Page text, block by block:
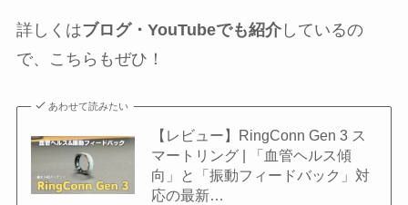
詳しくはブログ・YouTubeでも紹介しているの
で、こちらもぜひ！
あわせて読みたい
【レビュー】RingConn Gen 3 ス
マートリング | 「血管ヘルス傾
向」と「振動フィードバック」対
応の最新…